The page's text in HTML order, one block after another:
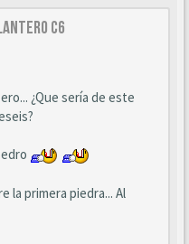
C6
¿Que sería de este
la primera piedra... Al